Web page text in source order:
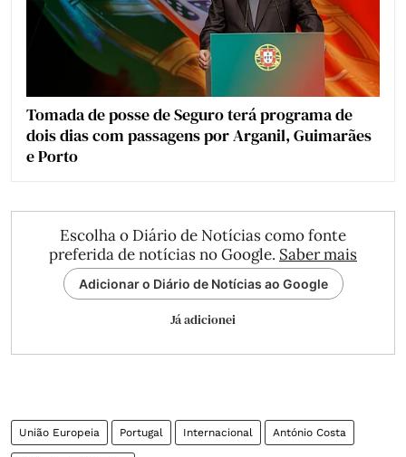
Tomada de posse de Seguro terá programa de
dois dias com passagens por Arganil, Guimarães
e Porto
Escolha o Diário de Notícias como fonte
preferida de notícias no Google. Saber mais
Adicionar o Diário de Notícias ao Google
Já adicionei
União Europeia Portugal Internacional António Costa